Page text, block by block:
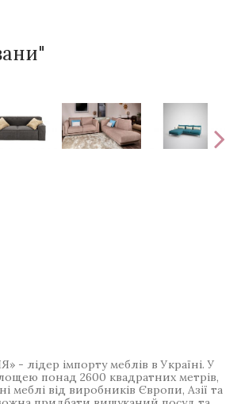
- лідер імпорту меблів в Україні. У
понад 2600 квадратних метрів,
меблі від виробників Європи, Азії та